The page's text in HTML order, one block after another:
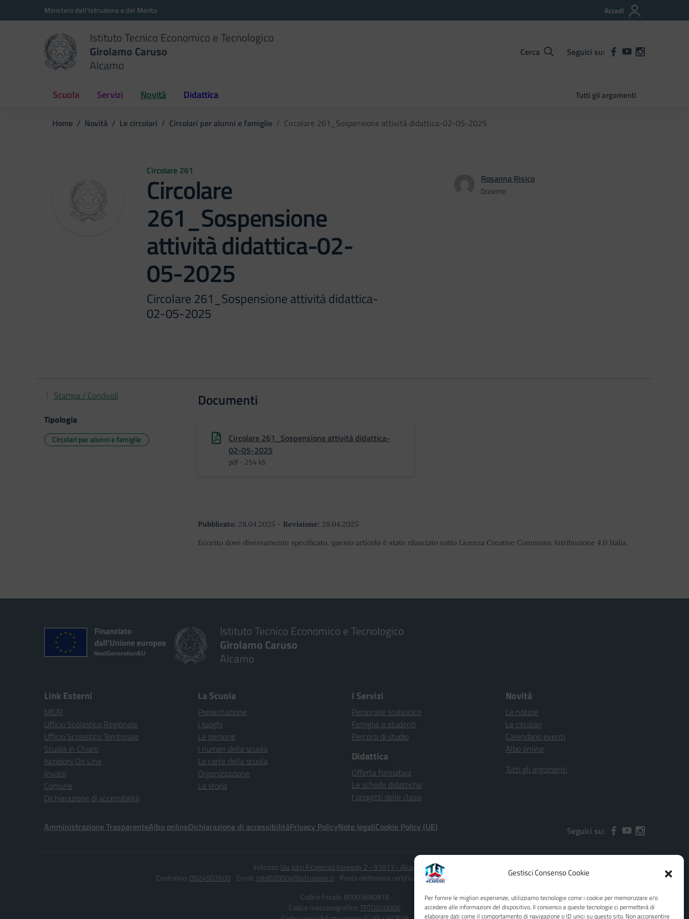
Gestisci Consenso Cookie
Per fornire le migliori esperienze, utilizziamo tecnologie come i cookie per memorizzare e/o
accedere alle informazioni del dispositivo. Il consenso a queste tecnologie ci permetterà di
elaborare dati come il comportamento di navigazione o ID unici su questo sito. Non acconsentire
Vai ai contenuti
Vai al menu di navigazioneMinistero dell'Istruzione e del Merito Accedi
Istituto Tecnico Economico e Tecnologico
Girolamo Caruso
Alcamo
Cerca Seguici su:
Scuola Servizi Novità Didattica Tutti gli argomenti
Home Novità Le circolari Circolari per alunni e famiglie Circolare 261_Sospensione attività didattica-02-05-2025
Circolare 261
Circolare
261_Sospensione
attività didattica-02-
05-2025
Circolare 261_Sospensione attività didattica-
02-05-2025
Rosanna Risico
Docente
Documenti
Circolare 261_Sospensione attività didattica-
02-05-2025
pdf - 254 kb
Pubblicato: 28.04.2025 - Revisione: 28.04.2025
Eccetto dove diversamente specificato, questo articolo è stato rilasciato sotto Licenza Creative Commons Attribuzione 4.0 Italia.
Stampa / Condividi
Tipologia
Circolari per alunni e famiglie
Istituto Tecnico Economico e Tecnologico
Girolamo Caruso
Alcamo
Link Esterni
MIUR
Ufficio Scolastico Regionale
Ufficio Scolastico Territoriale
Scuola in Chiaro
Iscrizioni On Line
Invalsi
Comune
Dichiarazione di accessibilità
La Scuola
Presentazione
I luoghi
Le persone
I numeri della scuola
Le carte della scuola
Organizzazione
La storia
I Servizi
Personale scolastico
Famiglie e studenti
Percorsi di studio
Didattica
Offerta formativa
Le schede didattiche
I progetti delle classi
Novità
Le notizie
Le circolari
Calendario eventi
Albo online
Tutti gli argomenti
Amministrazione TrasparenteAlbo onlineDichiarazione di accessibilitàPrivacy PolicyNote legaliCookie Policy (UE) Seguici su:
Indirizzo: Via John Fitzgerald Kennedy 2 - 91011 - Alcamo (TP)
Centralino: 0924507600 Email: tptd02000x@istruzione.it Posta elettronica certificata (PEC):tptd02000x@pec.istruzione.it
Codice fiscale: 80003680818
Codice meccanografico:TPTD02000X